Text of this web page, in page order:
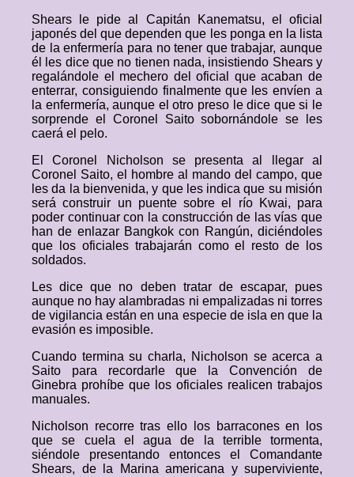
Shears le pide al Capitán Kanematsu, el oficial
japonés del que dependen que les ponga en la lista
de la enfermería para no tener que trabajar, aunque
él les dice que no tienen nada, insistiendo Shears y
regalándole el mechero del oficial que acaban de
enterrar, consiguiendo finalmente que les envíen a
la enfermería, aunque el otro preso le dice que si le
sorprende el Coronel Saito sobornándole se les
caerá el pelo.
El Coronel Nicholson se presenta al llegar al
Coronel Saito, el hombre al mando del campo, que
les da la bienvenida, y que les indica que su misión
será construir un puente sobre el río Kwai, para
poder continuar con la construcción de las vías que
han de enlazar Bangkok con Rangún, diciéndoles
que los oficiales trabajarán como el resto de los
soldados.
Les dice que no deben tratar de escapar, pues
aunque no hay alambradas ni empalizadas ni torres
de vigilancia están en una especie de isla en que la
evasión es imposible.
Cuando termina su charla, Nicholson se acerca a
Saito para recordarle que la Convención de
Ginebra prohíbe que los oficiales realicen trabajos
manuales.
Nicholson recorre tras ello los barracones en los
que se cuela el agua de la terrible tormenta,
siéndole presentando entonces el Comandante
Shears, de la Marina americana y superviviente,